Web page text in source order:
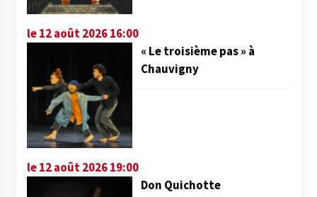
le 12 août 2026 16:00
« Le troisième pas » à
Chauvigny
le 12 août 2026 19:00
Don Quichotte